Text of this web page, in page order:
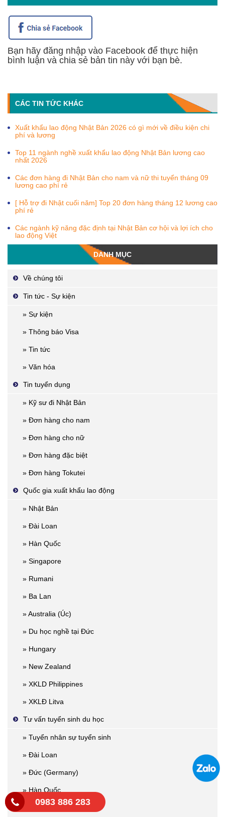
Bạn hãy đăng nhập vào Facebook để thực hiện
bình luận và chia sẻ bản tin này với bạn bè.
CÁC TIN TỨC KHÁC
Xuất khẩu lao động Nhật Bản 2026 có gì mới về điều kiện chi
phí và lương
Top 11 ngành nghề xuất khẩu lao động Nhật Bản lương cao
nhất 2026
Các đơn hàng đi Nhật Bản cho nam và nữ thi tuyển tháng 09
lương cao phí rẻ
[ Hỗ trợ đi Nhật cuối năm] Top 20 đơn hàng tháng 12 lương cao
phí rẻ
Các ngành kỹ năng đặc định tại Nhật Bản cơ hội và lợi ích cho
lao động Việt
DANH MỤC
Về chúng tôi
Tin tức - Sự kiện
» Sự kiện
» Thông báo Visa
» Tin tức
» Văn hóa
Tin tuyển dụng
» Kỹ sư đi Nhật Bản
» Đơn hàng cho nam
» Đơn hàng cho nữ
» Đơn hàng đặc biệt
» Đơn hàng Tokutei
Quốc gia xuất khẩu lao động
» Nhật Bản
» Đài Loan
» Hàn Quốc
» Singapore
» Rumani
» Ba Lan
» Australia (Úc)
» Du học nghề tại Đức
» Hungary
» New Zealand
» XKLD Philippines
» XKLĐ Litva
Tư vấn tuyển sinh du học
» Tuyển nhân sự tuyển sinh
» Đài Loan
» Đức (Germany)
» Hàn Quốc
» Nhật Bản
0983 886 283